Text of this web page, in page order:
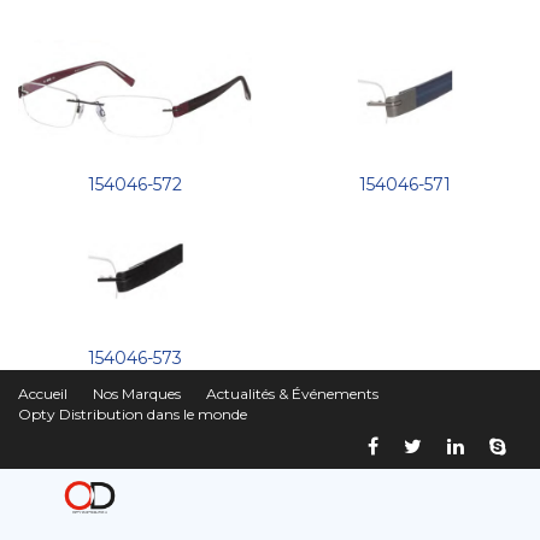
154046-572 154046-571
154046-573
Accueil Nos Marques
Actualités & Événements
Opty Distribution dans le monde